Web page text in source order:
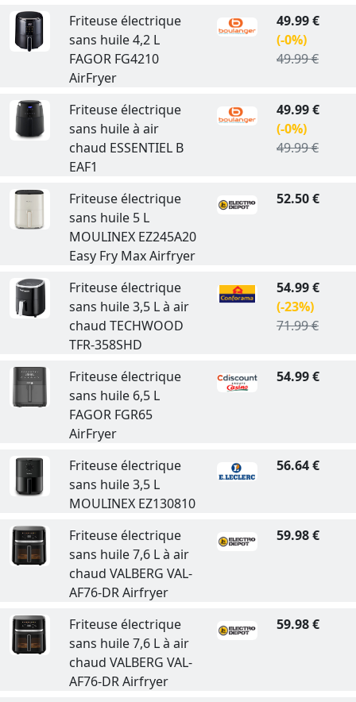
Friteuse électrique
sans huile 4,2 L
FAGOR FG4210
AirFryer
49.99 €
(-0%)
49.99 €
Friteuse électrique
sans huile à air
chaud ESSENTIEL B
EAF1
49.99 €
(-0%)
49.99 €
Friteuse électrique
sans huile 5 L
MOULINEX EZ245A20
Easy Fry Max Airfryer
52.50 €
Friteuse électrique
sans huile 3,5 L à air
chaud TECHWOOD
TFR-358SHD
54.99 €
(-23%)
71.99 €
Friteuse électrique
sans huile 6,5 L
FAGOR FGR65
AirFryer
54.99 €
Friteuse électrique
sans huile 3,5 L
MOULINEX EZ130810
56.64 €
Friteuse électrique
sans huile 7,6 L à air
chaud VALBERG VAL-
AF76-DR Airfryer
59.98 €
Friteuse électrique
sans huile 7,6 L à air
chaud VALBERG VAL-
AF76-DR Airfryer
59.98 €